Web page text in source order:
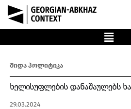
შიდა პოლიტიკა
ხელისუფლების დანაშაულებს
29.03.2024